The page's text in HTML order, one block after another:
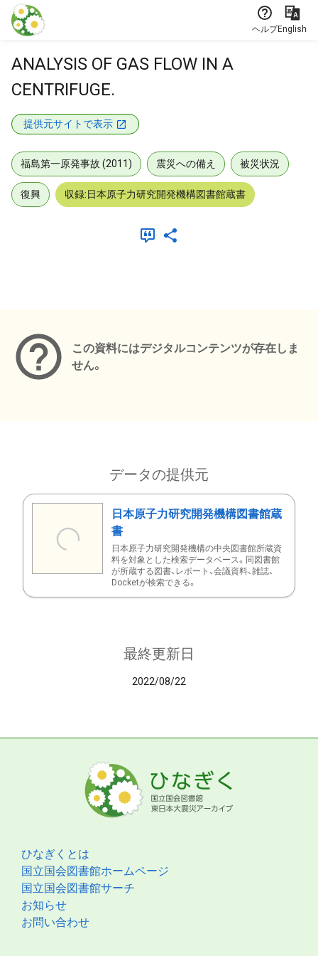
本文に飛ぶ
ヘルプEnglish
ANALYSIS OF GAS FLOW IN A
CENTRIFUGE.
提供元サイトで表示
福島第一原発事故 (2011) 震災への備え 被災状況
復興 収録:日本原子力研究開発機構図書館蔵書
この資料にはデジタルコンテンツが存在しま
せん。
データの提供元
日本原子力研究開発機構図書館蔵
書
日本原子力研究開発機構の中央図書館所蔵資
料を対象とした検索データベース。同図書館
が所蔵する図書、レポート、会議資料、雑誌、
Docketが検索できる。
最終更新日
2022/08/22
ひなぎくとは
国立国会図書館ホームページ
国立国会図書館サーチ
お知らせ
お問い合わせ